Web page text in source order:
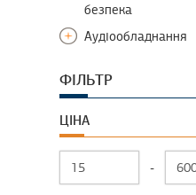
В готелі
У розважальному
В магазині
У фаст-фуді
У СПА-комплексі
безпека
Точки доступа Wi-Fi
Відеореєстратори
Системи контролю
Аудіообладнання
Підсилювачі
Регулятори гучності
ФІЛЬТР
ЦІНА
-